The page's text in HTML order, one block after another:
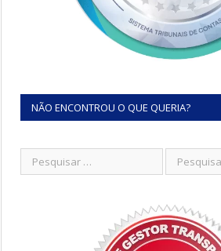
NÃO ENCONTROU O QUE QUERIA?